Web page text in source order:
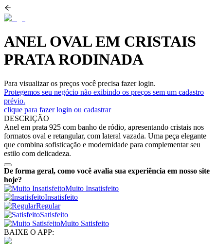
ANEL OVAL EM CRISTAIS
PRATA RODINADA
Para visualizar os preços você precisa fazer login.
Protegemos seu negócio não exibindo os preços sem um cadastro
prévio.
clique para fazer login ou cadastrar
DESCRIÇÃO
Anel em prata 925 com banho de ródio, apresentando cristais nos
formatos oval e retangular, com lateral vazada. Uma peça elegante
que combina sofisticação e modernidade para complementar seu
estilo com delicadeza.
De forma geral, como você avalia sua experiência em nosso site
hoje?
Muito Insatisfeito
Insatisfeito
Regular
Satisfeito
Muito Satisfeito
BAIXE O APP: